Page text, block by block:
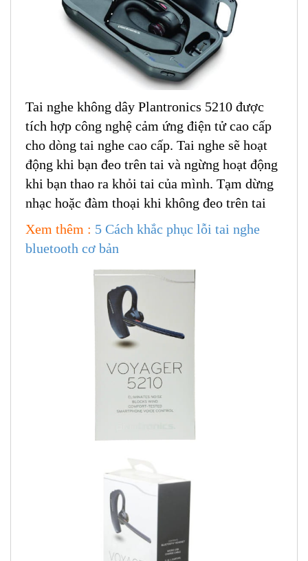
Tai nghe không dây Plantronics 5210 được
tích hợp công nghệ cảm ứng điện tử cao cấp
cho dòng tai nghe cao cấp. Tai nghe sẽ hoạt
động khi bạn đeo trên tai và ngừng hoạt động
khi bạn thao ra khỏi tai của mình. Tạm dừng
nhạc hoặc đàm thoại khi không đeo trên tai
Xem thêm : 5 Cách khắc phục lỗi tai nghe
bluetooth cơ bản